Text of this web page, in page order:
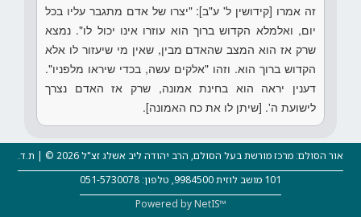
זה אמרו [קידושין ל' ע"ב]: "יצרו של אדם מתגבר עליו בכל
יום, ואלמלא הקדוש ברוך הוא עוזרו אינו יכול לו". נמצא
שרק אז הוא המצב שהאדם מבין, שאין מי שיעזור לו אלא
הקדוש ברוך הוא. וזהו "אלקים עשה, בכדי שיראו מלפניו".
דענין יראה הוא בחינת אמונה, שרק אז האדם נצרך
לישועת ה'. [שיתן לו את כח האמונה].
אור הסולם: מרכז מורשת בעל הסולם, הרב יהודה ליב אשלג זצ"ל 2026 © | ת.ד.
101 מושב לוזית 9984500, טלפון: 051-5730078
Powered by NetIS™